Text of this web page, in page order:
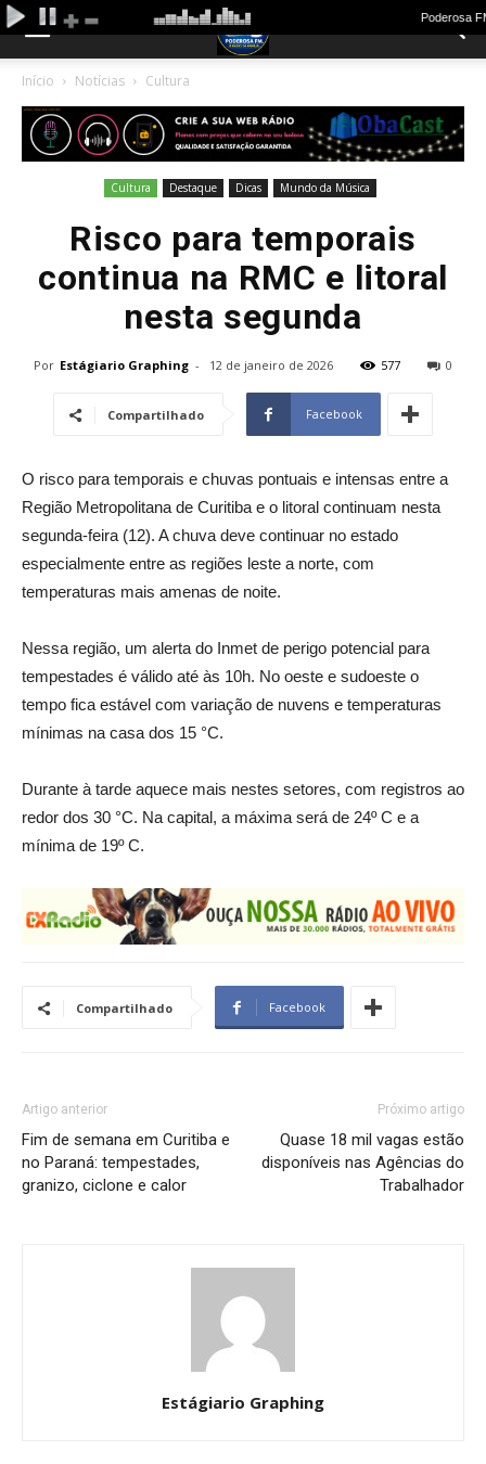
Início Notícias Cultura
Cultura Destaque Dicas Mundo da Música
Risco para temporais
continua na RMC e litoral
nesta segunda
Por Estágiario Graphing - 12 de janeiro de 2026 577 0
Compartilhado Facebook
O risco para temporais e chuvas pontuais e intensas entre a
Região Metropolitana de Curitiba e o litoral continuam nesta
segunda-feira (12). A chuva deve continuar no estado
especialmente entre as regiões leste a norte, com
temperaturas mais amenas de noite.
Nessa região, um alerta do Inmet de perigo potencial para
tempestades é válido até às 10h. No oeste e sudoeste o
tempo fica estável com variação de nuvens e temperaturas
mínimas na casa dos 15 °C.
Durante à tarde aquece mais nestes setores, com registros ao
redor dos 30 °C. Na capital, a máxima será de 24º C e a
mínima de 19º C.
Compartilhado Facebook
Artigo anterior
Fim de semana em Curitiba e
no Paraná: tempestades,
granizo, ciclone e calor
Próximo artigo
Quase 18 mil vagas estão
disponíveis nas Agências do
Trabalhador
Estágiario Graphing